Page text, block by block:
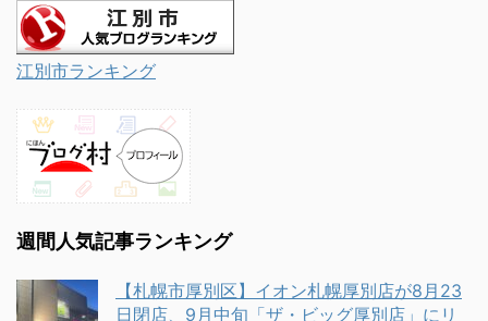
江別市ランキング
週間人気記事ランキング
【札幌市厚別区】イオン札幌厚別店が8月23
日閉店、9月中旬「ザ・ビッグ厚別店」にリ